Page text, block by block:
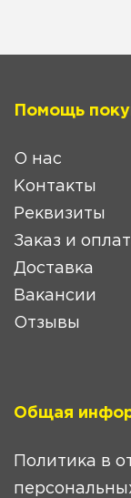
Помощь
О нас
Контакты
Реквизиты
Заказ и
Доставка
Вакансии
Отзывы
Общая
Политика в